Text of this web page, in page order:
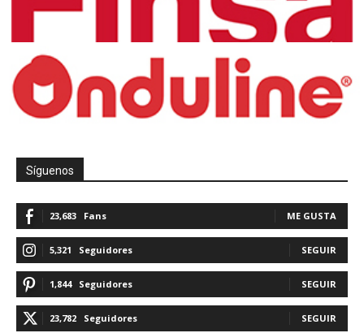
Síguenos
23,683 Fans ME GUSTA
5,321 Seguidores SEGUIR
1,844 Seguidores SEGUIR
23,782 Seguidores SEGUIR